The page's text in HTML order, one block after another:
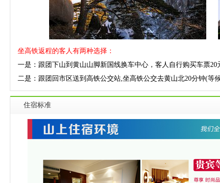
坐高铁返程的客人有两种选择：
一是：跟团下山到黄山山脚新国线换车中心，客人自行购买车票
二是：跟团回市区送到高铁公交站,坐高铁公交去黄山北20分钟(等
住宿标准